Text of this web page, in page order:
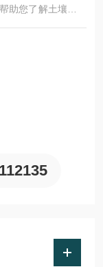
助您了解土壤硝基
通过这种仪器来增